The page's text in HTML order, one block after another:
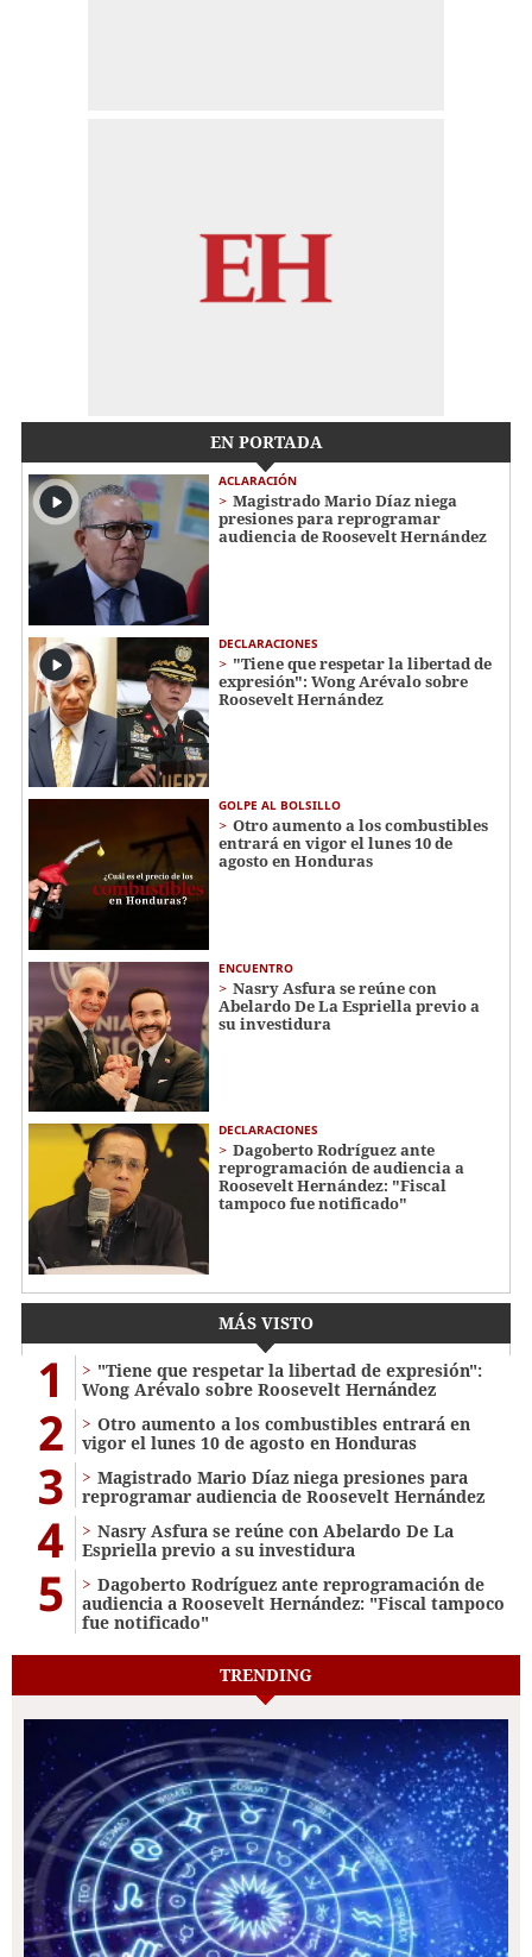
EN PORTADA
ACLARACIÓN
Magistrado Mario Díaz niega
presiones para reprogramar
audiencia de Roosevelt Hernández
DECLARACIONES
"Tiene que respetar la libertad de
expresión": Wong Arévalo sobre
Roosevelt Hernández
GOLPE AL BOLSILLO
Otro aumento a los combustibles
entrará en vigor el lunes 10 de
agosto en Honduras
ENCUENTRO
Nasry Asfura se reúne con
Abelardo De La Espriella previo a
su investidura
DECLARACIONES
Dagoberto Rodríguez ante
reprogramación de audiencia a
Roosevelt Hernández: "Fiscal
tampoco fue notificado"
MÁS VISTO
1
"Tiene que respetar la libertad de expresión":
Wong Arévalo sobre Roosevelt Hernández
2
Otro aumento a los combustibles entrará en
vigor el lunes 10 de agosto en Honduras
3
Magistrado Mario Díaz niega presiones para
reprogramar audiencia de Roosevelt Hernández
4
Nasry Asfura se reúne con Abelardo De La
Espriella previo a su investidura
5
Dagoberto Rodríguez ante reprogramación de
audiencia a Roosevelt Hernández: "Fiscal tampoco
fue notificado"
TRENDING